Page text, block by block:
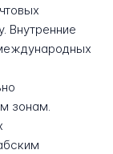
Внутренние
зонам.